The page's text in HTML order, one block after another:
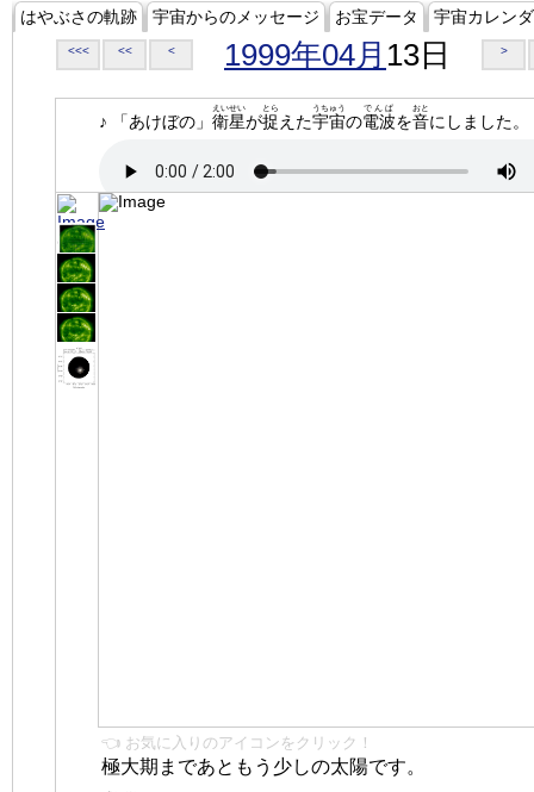
はやぶさの軌跡 宇宙からのメッセージ お宝データ 宇宙カレン
<<< << < 1999年04月 13日 >
♪ 「あけぼの」 衛星
えいせい
が捉
とら
えた宇宙
うちゅう
の電波
でんぱ
を音
おと
にしました。
👈 お気に入りのアイコンをクリック！
極大期まであともう少しの太陽です。